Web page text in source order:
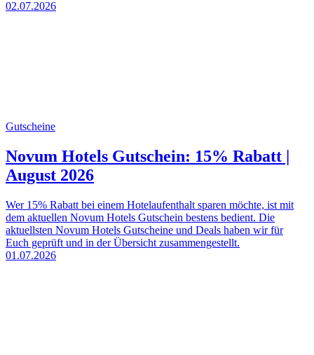
02.07.2026
Gutscheine
Novum Hotels Gutschein: 15% Rabatt |
August 2026
Wer 15% Rabatt bei einem Hotelaufenthalt sparen möchte, ist mit
dem aktuellen Novum Hotels Gutschein bestens bedient. Die
aktuellsten Novum Hotels Gutscheine und Deals haben wir für
Euch geprüft und in der Übersicht zusammengestellt.
01.07.2026